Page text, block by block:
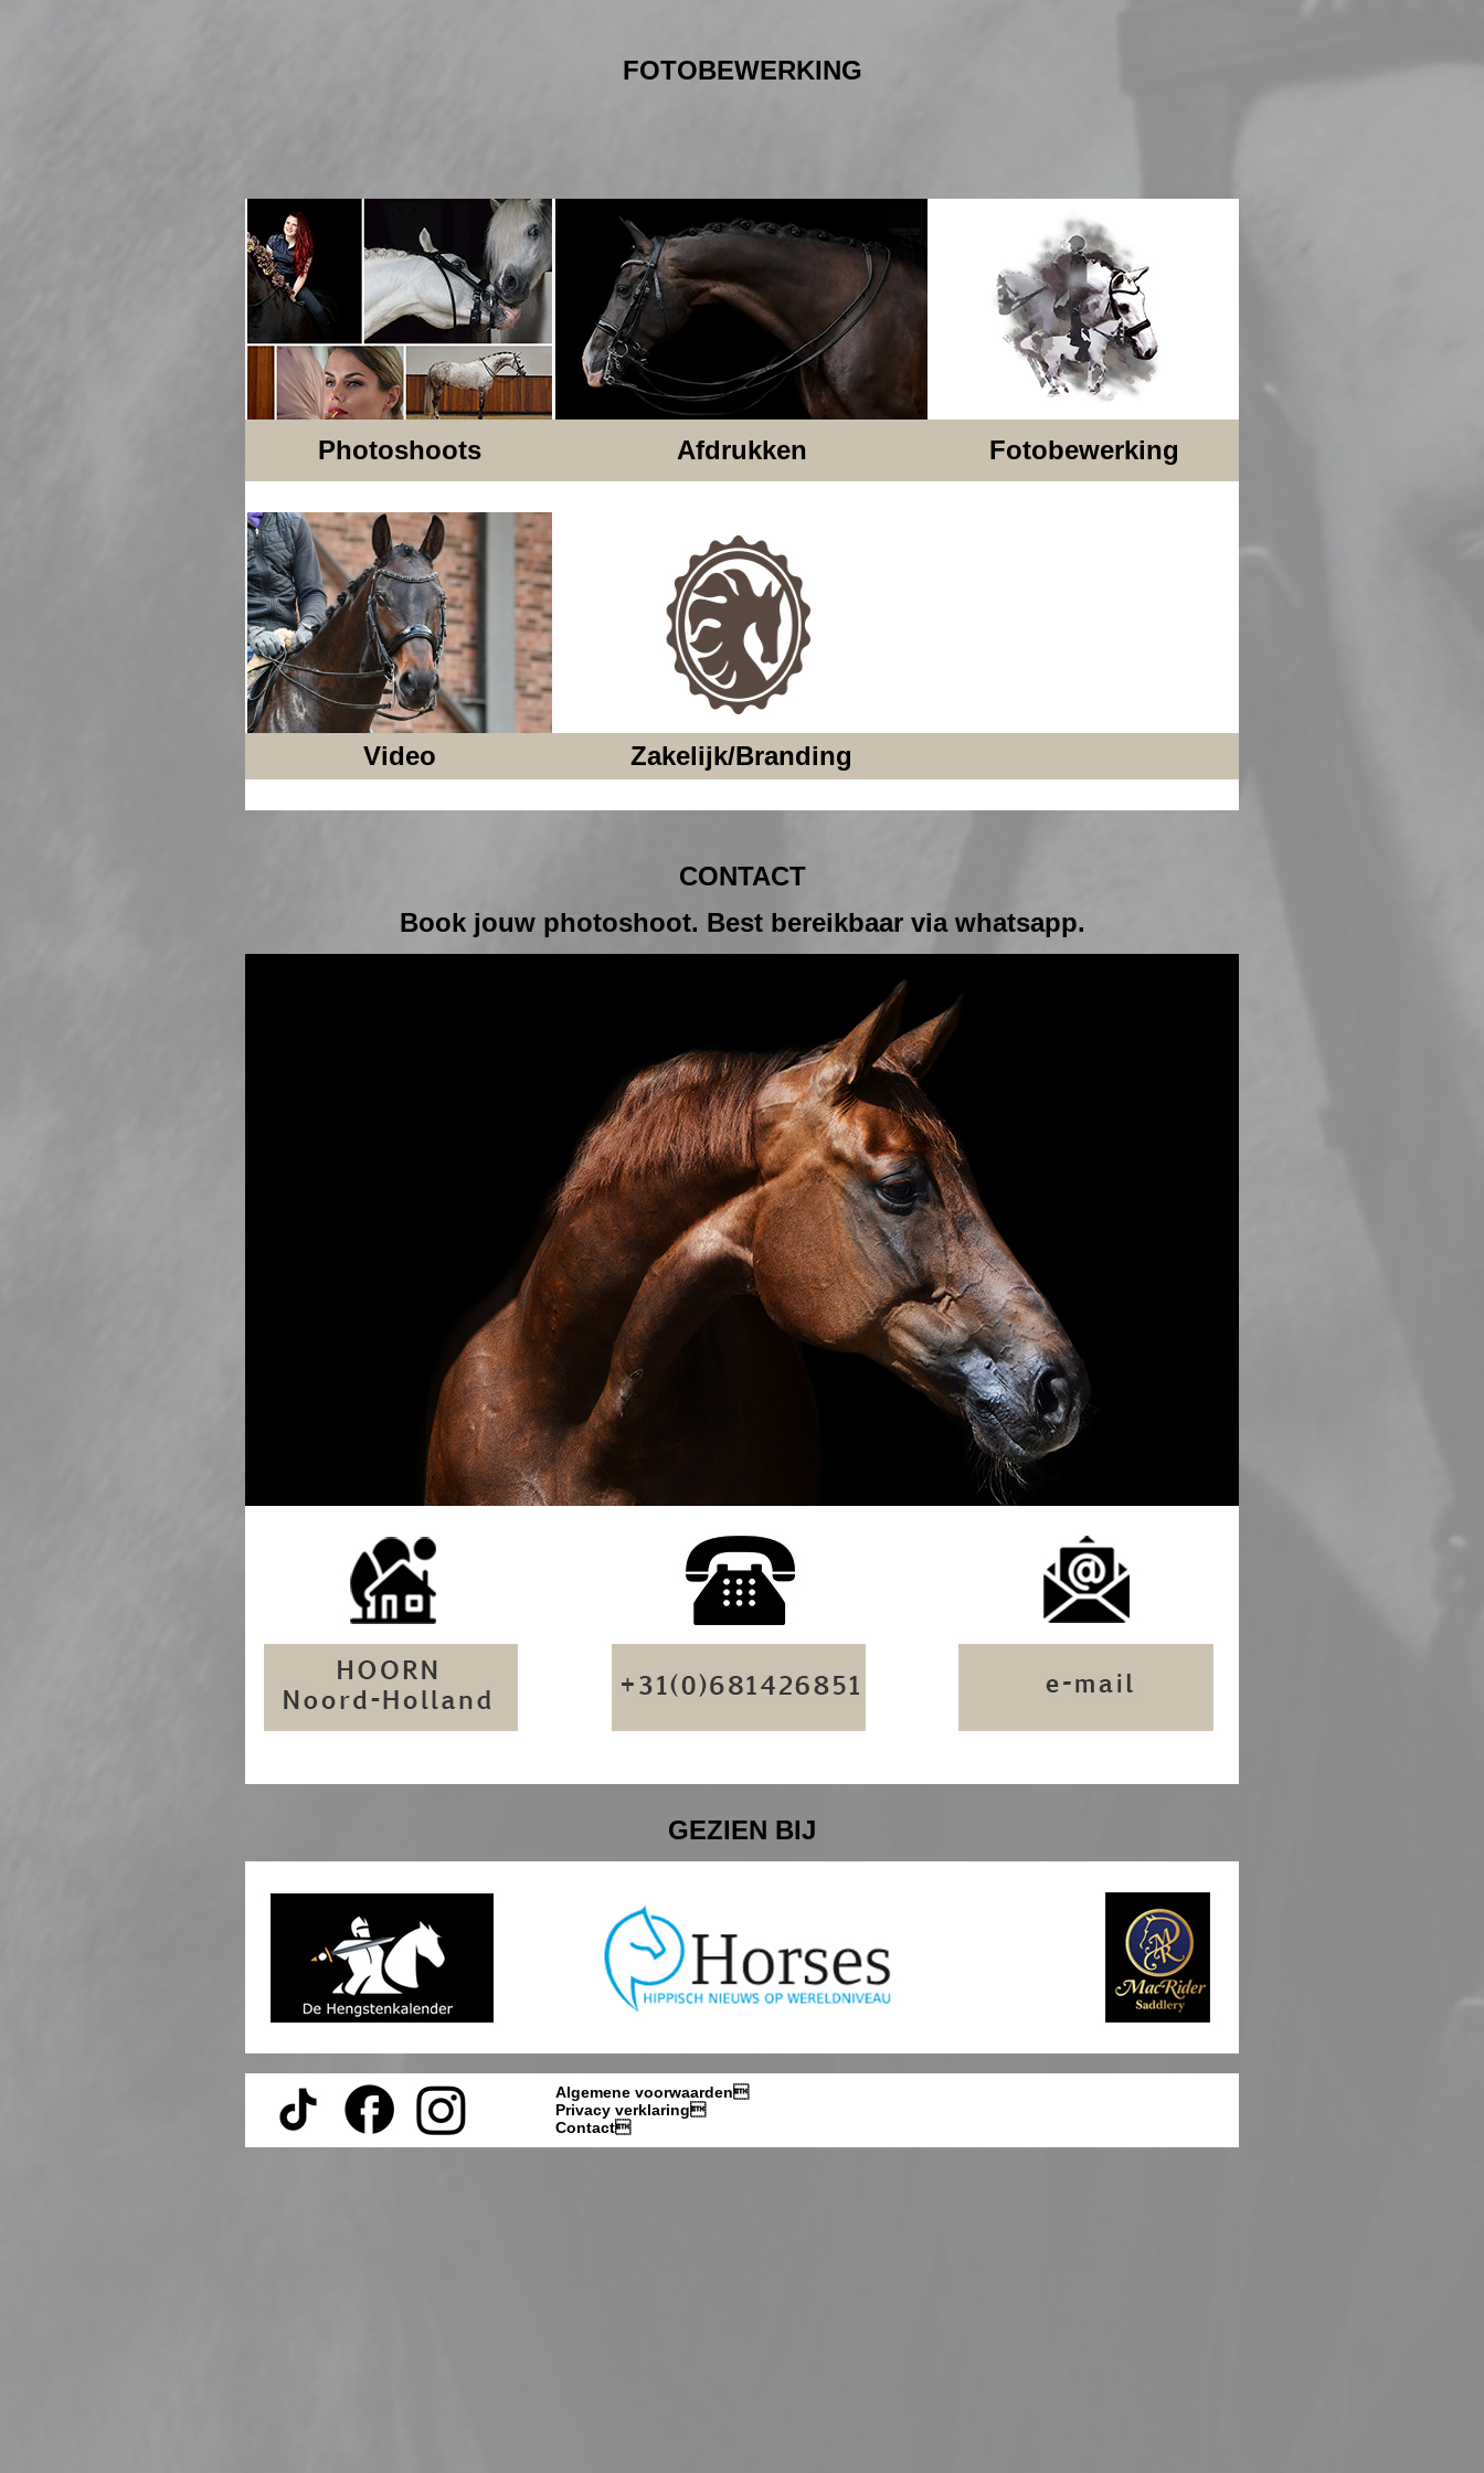
FOTOBEWERKING
Photoshoots Afdrukken Fotobewerking
Video Zakelijk/Branding
CONTACT
Book jouw photoshoot. Best bereikbaar via whatsapp.
GEZIEN BIJ
Algemene voorwaarden
Privacy verklaring
Contact